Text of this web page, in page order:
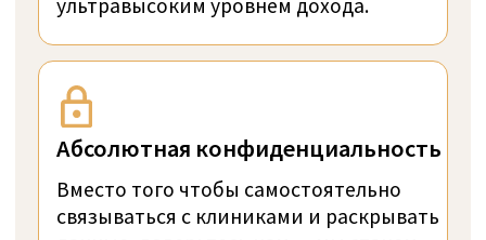
Бесплатная консультация (15
каждом шагу. Ваш путь к обновленному
здоровью и благополучию начинается